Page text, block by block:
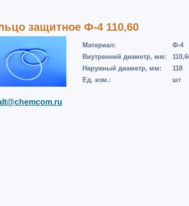
защитное Ф-4 110,60
Материал:
Ф-4
Внутренний диаметр, мм:
Наружный диаметр, мм:
118
Ед. изм.:
шт